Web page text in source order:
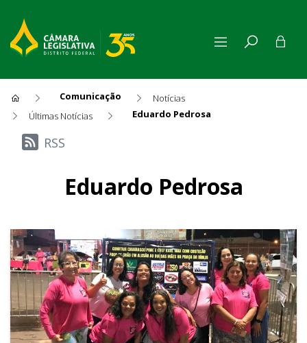
Comunicação
Notícias
Últimas Notícias
Eduardo Pedrosa
Últimas Notícias
RSS
Eduardo Pedrosa